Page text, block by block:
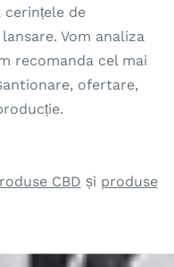
de
Vom analiza
recomanda cel mai
ofertare,
CBD și produse